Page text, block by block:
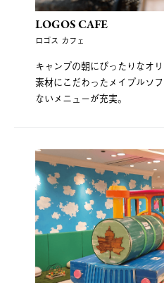
LOGOS CAFE
ロゴス カフェ
キャンプの朝にぴったりなオ
素材にこだわったメイプルソ
ないメニューが充実。